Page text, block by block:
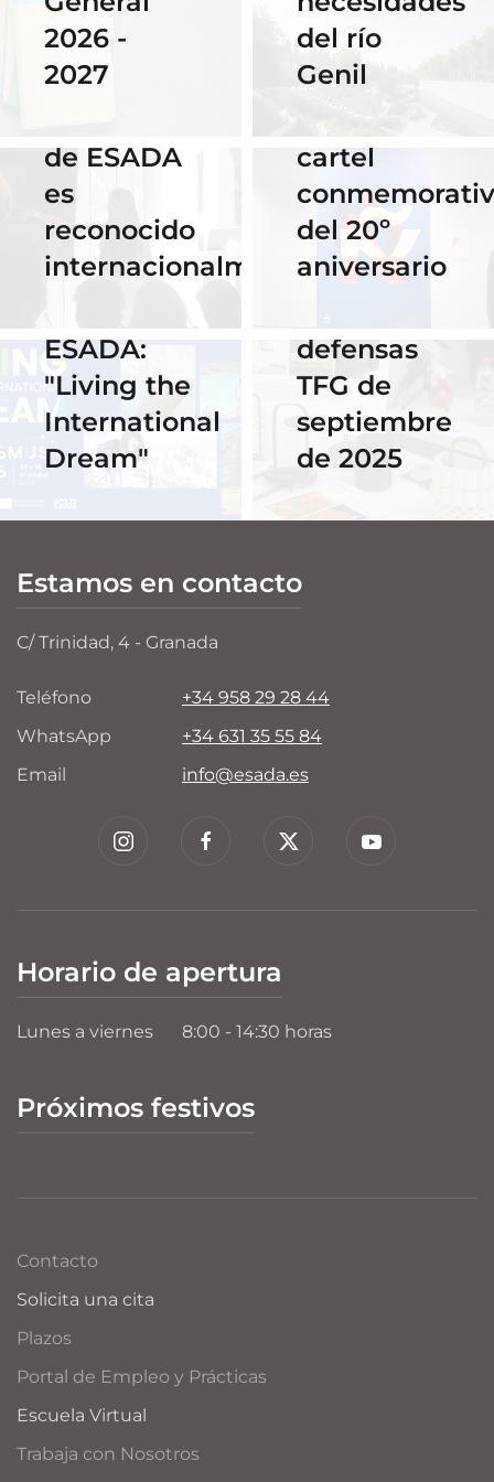
2026 -
2027
del río
Genil
28 Noviembre
2025
de ESADA
es
reconocido
internacionalmente
Instituto
Cervantes
de Praga
cartel
del 20º
aniversario
02 Octubre 2025
Celebra los
#ErasmusDays
ESADA:
"Living the
International
Dream"
16 Septiembre
2025
Horario y
acceso al
streaming
de las
defensas
TFG de
septiembre
de 2025
Estamos en contacto
C/ Trinidad, 4 - Granada
Teléfono
+34 958 29 28 44
WhatsApp
+34 631 35 55 84
Email
info@esada.es
Horario de apertura
Lunes a viernes 8:00 - 14:30 horas
Próximos festivos
Contacto
Solicita una cita
Plazos
Portal de Empleo y Prácticas
Escuela Virtual
Trabaja con Nosotros